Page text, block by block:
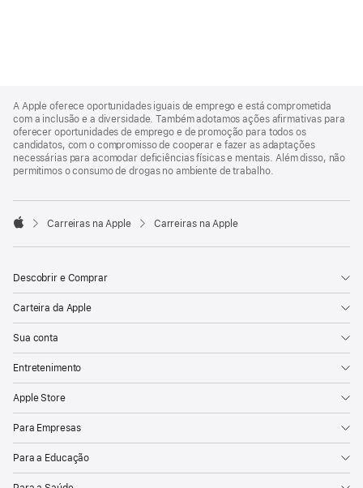
Footer
A Apple oferece oportunidades iguais de emprego e está comprometida
com a inclusão e a diversidade. Também adotamos ações afirmativas para
oferecer oportunidades de emprego e de promoção para todos os
candidatos, com o compromisso de cooperar e fazer as adaptações
necessárias para acomodar deficiências físicas e mentais. Além disso, não
permitimos o consumo de drogas no ambiente de trabalho.

Carreiras na Apple Carreiras na Apple
Descobrir e Comprar
Carteira da Apple
Sua conta
Entretenimento
Apple Store
Para Empresas
Para a Educação